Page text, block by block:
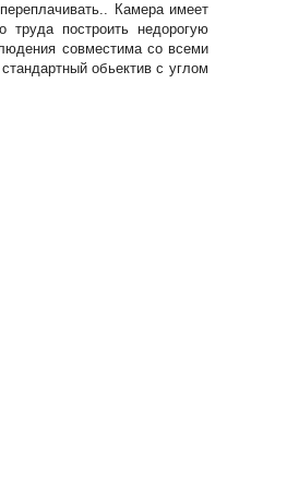
. Камера имеет
построить недорогую
совместима со всеми
обьектив с углом